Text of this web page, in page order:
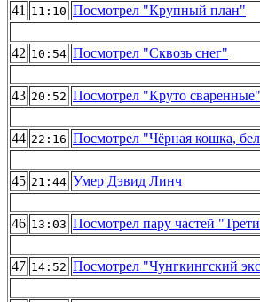
41
11:10 Посмотрел "Крупный план"
42 10:54 Посмотрел "Сквозь снег"
43 20:52 Посмотрел "Круто сваренные"
44 22:16 Посмотрел "Чёрная кошка,
45 21:44 Умер Дэвид Линч
46 13:03 Посмотрел пару частей
47 14:52 Посмотрел "Чунгкингский